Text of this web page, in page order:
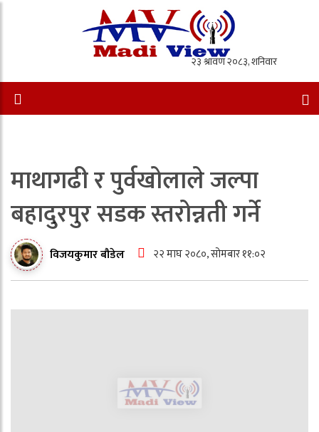
माथागढी र पुर्वखोलाले जल्पा
बहादुरपुर सडक स्तरोन्नती गर्ने
विजयकुमार बौडेल २२ माघ २०८०, सोमबार ११:०२